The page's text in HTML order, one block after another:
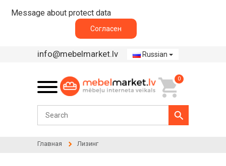
Message about protect data
Согласен
info@mebelmarket.lv Russian
0
Главная Лизинг